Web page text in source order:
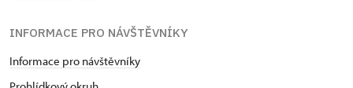
INFORMACE PRO NÁVŠTĚVNÍKY
Informace pro návštěvníky